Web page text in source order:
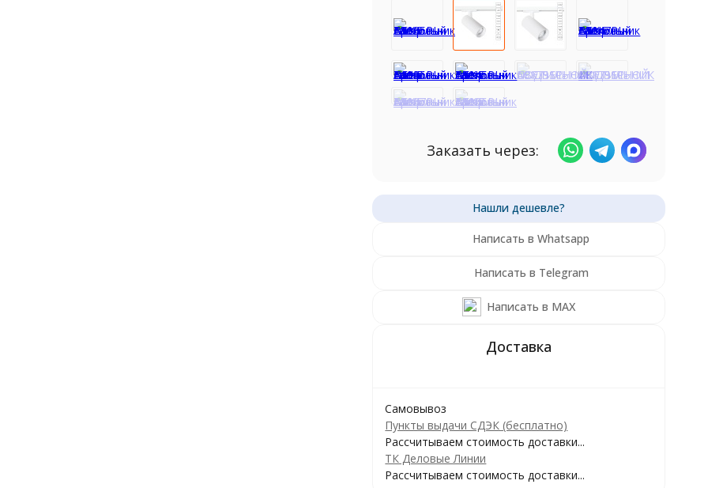
Заказать через:
Написать в Whatsapp
Написать в Telegram
Написать в MAX
Самовывоз
Пункты выдачи СДЭК (бесплатно)
Рассчитываем стоимость доставки...
ТК Деловые Линии
Рассчитываем стоимость доставки...